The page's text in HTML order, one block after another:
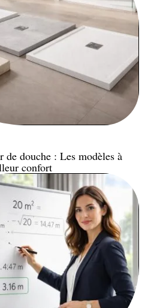
de douche : Les modèles à
confort